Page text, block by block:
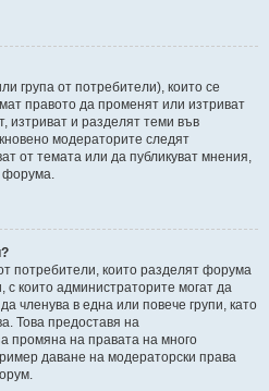
група от потребители), които се
правото да променят или изтриват
изтриват и разделят теми във
модераторите следят
от темата или да публикуват мнения,
форума.
потребители, които разделят форума
които администраторите могат да
членува в една или повече групи, като
Това предоставя на
промяна на правата на много
даване на модераторски права